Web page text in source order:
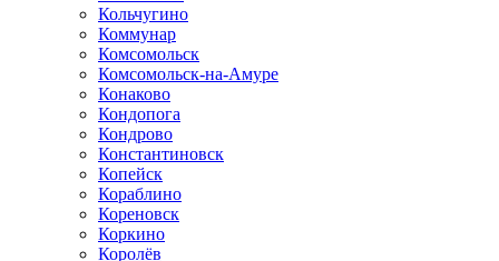
Кольчугино
Коммунар
Комсомольск
Комсомольск-на-Амуре
Конаково
Кондопога
Кондрово
Константиновск
Копейск
Кораблино
Кореновск
Коркино
Королёв